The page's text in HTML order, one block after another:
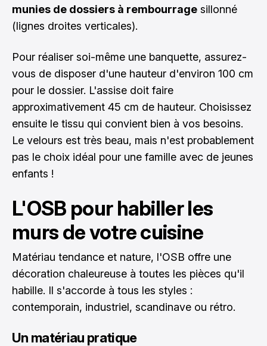
munies de dossiers à rembourrage sillonné
(lignes droites verticales).
Pour réaliser soi-même une banquette, assurez-
vous de disposer d'une hauteur d'environ 100 cm
pour le dossier. L'assise doit faire
approximativement 45 cm de hauteur. Choisissez
ensuite le tissu qui convient bien à vos besoins.
Le velours est très beau, mais n'est probablement
pas le choix idéal pour une famille avec de jeunes
enfants !
L'OSB pour habiller les
murs de votre cuisine
Matériau tendance et nature, l'OSB offre une
décoration chaleureuse à toutes les pièces qu'il
habille. Il s'accorde à tous les styles :
contemporain, industriel, scandinave ou rétro.
Un matériau pratique